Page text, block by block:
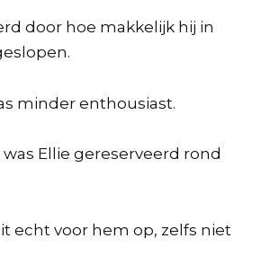
door hoe makkelijk hij in
minder enthousiast.
Ellie gereserveerd rond
echt voor hem op, zelfs niet